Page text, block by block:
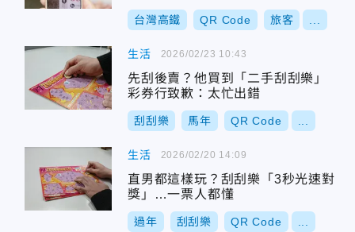
台灣高鐵 QR Code 旅客
生活
先刮後賣？他買到「二手刮刮樂」
彩券行致歉：太忙出錯
刮刮樂 馬年 QR Code
2026/02/23 10:43
生活
直男都這樣玩？刮刮樂「3秒光速對
獎」…一票人都懂
過年 刮刮樂 QR Code
2026/02/20 14:09